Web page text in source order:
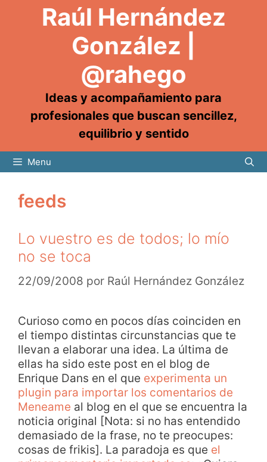
Raúl Hernández
González |
@rahego
Ideas y acompañamiento para
profesionales que buscan sencillez,
equilibrio y sentido
Menu
feeds
Lo vuestro es de todos; lo mío
no se toca
22/09/2008 por Raúl Hernández González
Curioso como en pocos días coinciden en
el tiempo distintas circunstancias que te
llevan a elaborar una idea. La última de
ellas ha sido este post en el blog de
Enrique Dans en el que experimenta un
plugin para importar los comentarios de
Meneame al blog en el que se encuentra la
noticia original [Nota: si no has entendido
demasiado de la frase, no te preocupes:
cosas de frikis]. La paradoja es que el